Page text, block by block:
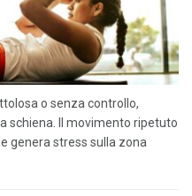
o senza controllo,
schiena. Il movimento ripetuto
genera stress sulla zona